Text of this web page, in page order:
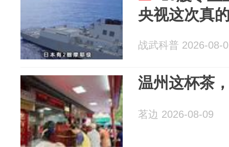
央视这次真
战武科普 2026-08-
温州这杯茶
茗边 2026-08-09